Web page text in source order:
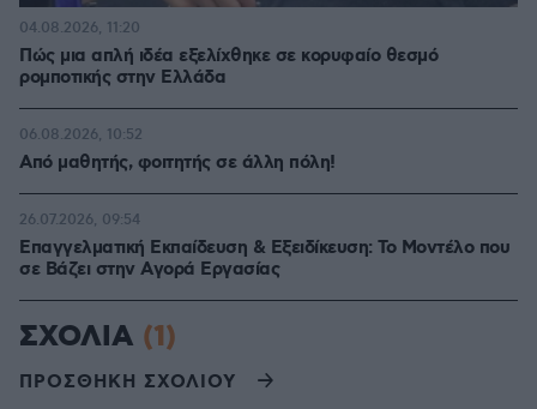
Πώς μια απλή ιδέα εξελίχθηκε σε κορυφαίο θεσμό
ρομποτικής στην Ελλάδα
04.08.2026, 11:20
Από μαθητής, φοιτητής σε άλλη πόλη!
06.08.2026, 10:52
Επαγγελματική Εκπαίδευση & Εξειδίκευση: Το Mοντέλο που
σε Bάζει στην Aγορά Eργασίας
26.07.2026, 09:54
ΣΧΟΛΙΑ (1)
ΠΡΟΣΘΗΚΗ ΣΧΟΛΙΟΥ